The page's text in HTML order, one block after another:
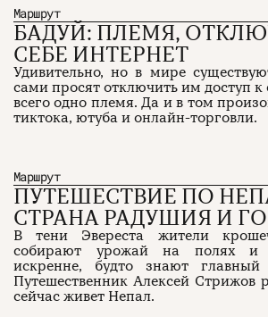
Маршрут
БАДУЙ: ПЛЕМЯ,
СЕБЕ ИНТЕРНЕТ
Удивительно, но в мире
сами просят отключить им доступ к
всего одно племя. Да и в том
тиктока, ютуба и онлайн-торговли.
Маршрут
ПУТЕШЕСТВИЕ ПО
СТРАНА РАДУШИЯ И
В тени Эвереста жители
собирают урожай на полях и
искренне, будто знают главный
Путешественник Алексей Стрижов
сейчас живет Непал.
Авторы
Журнал
Подписаться на журнал
VK
Политика конфиденциальности
(c) ЧТИВО 2026. Все права защищены
Разработка:Astroshock